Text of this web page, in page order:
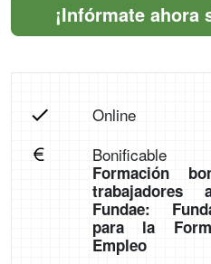
¡Infórmate
Online
Bonificable
Formación
Fundae:
para la
Empleo